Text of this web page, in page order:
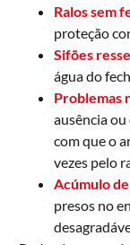
Ralos sem
proteção
Sifões
água do
Problemas
ausência
com que o
vezes pelo
Acúmulo
presos no